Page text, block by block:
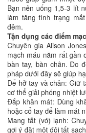
Bạn nên uống 1,5-3 lít
làm tăng tình trạng
đêm.
Tận dụng các điểm
Chuyên gia Alison
mạch máu nằm rất gần
bàn tay, bàn chân. Do
pháp dưới đây sẽ giúp
Để hở tay và chân: Giữ
cơ thể giải phóng nhiệt
Đắp khăn mát: Dùng
hoặc cổ tay để làm mát
Mang tất (vớ) lạnh:
gợi ý đặt một đôi tất